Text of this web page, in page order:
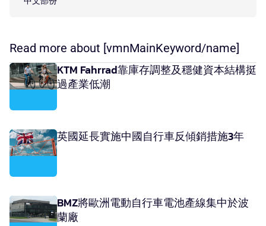
Read more about [vmnMainKeyword/name]
KTM Fahrrad靠庫存調整及穩健資本結構挺
過產業低潮
英國延長實施中國自行車反傾銷措施3年
BMZ將歐洲電動自行車電池產線集中於波
蘭廠